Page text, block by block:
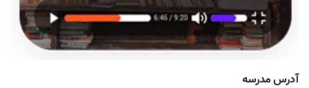
آدرس مدرسه